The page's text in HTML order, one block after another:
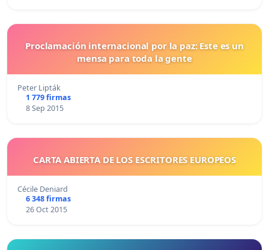
Proclamación internacional por la paz: Este es un
mensa para toda la gente
Peter Lipták
1 779 firmas
8 Sep 2015
CARTA ABIERTA DE LOS ESCRITORES EUROPEOS
Cécile Deniard
6 348 firmas
26 Oct 2015